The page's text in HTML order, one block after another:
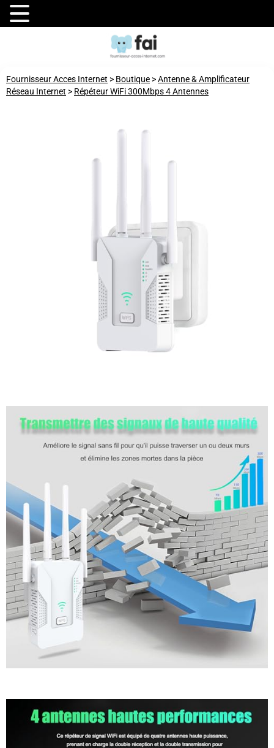
Fournisseur Acces Internet > Boutique >Antenne & Amplificateur
Réseau Internet > Répéteur WiFi 300Mbps 4 Antennes